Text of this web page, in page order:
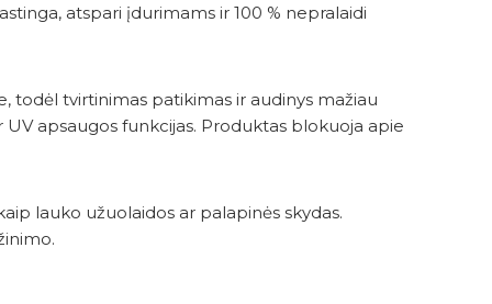
atspari įdurimams ir 100 % nepralaidi
todėl tvirtinimas patikimas ir audinys mažiau
apsaugos funkcijas. Produktas blokuoja apie
lauko užuolaidos ar palapinės skydas.